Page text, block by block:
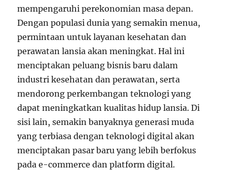
mempengaruhi perekonomian masa depan.
Dengan populasi dunia yang semakin menua,
permintaan untuk layanan kesehatan dan
perawatan lansia akan meningkat. Hal ini
menciptakan peluang bisnis baru dalam
industri kesehatan dan perawatan, serta
mendorong perkembangan teknologi yang
dapat meningkatkan kualitas hidup lansia. Di
sisi lain, semakin banyaknya generasi muda
yang terbiasa dengan teknologi digital akan
menciptakan pasar baru yang lebih berfokus
pada e-commerce dan platform digital.